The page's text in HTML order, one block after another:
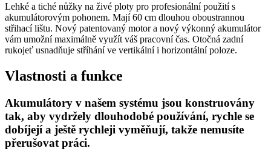
Lehké a tiché nůžky na živé ploty pro profesionální použití s
akumulátorovým pohonem. Mají 60 cm dlouhou oboustrannou
střihací lištu. Nový patentovaný motor a nový výkonný akumulátor
vám umožní maximálně využít váš pracovní čas. Otočná zadní
rukojeť usnadňuje stříhání ve vertikální i horizontální poloze.
Vlastnosti a funkce
Akumulátory v našem systému jsou konstruovány
tak, aby vydržely dlouhodobé používání, rychle se
dobíjejí a ještě rychleji vyměňují, takže nemusíte
přerušovat práci.